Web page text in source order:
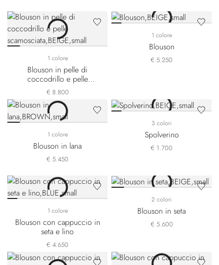
1 colore
Blouson in pelle di
coccodrillo e pelle
scamosciata
€ 8.800
1 colore
Blouson
€ 5.250
1 colore
Blouson in lana
€ 5.450
3 colori
Spolverino
€ 1.700
1 colore
Blouson con cappuccio in
seta e lino
€ 4.650
2 colori
Blouson in seta
€ 5.600